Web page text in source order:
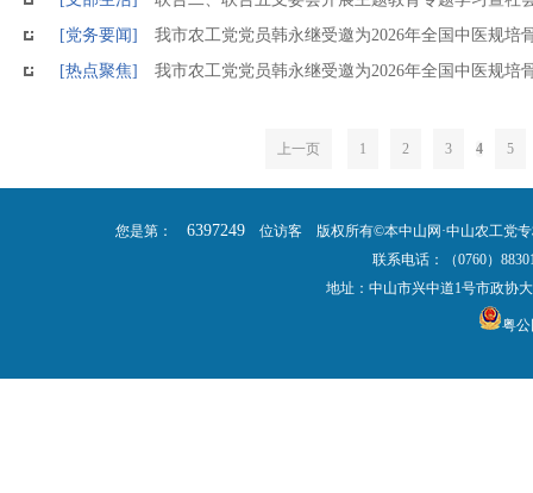
[党务要闻]
我市农工党党员韩永继受邀为2026年全国中医规培
[热点聚焦]
我市农工党党员韩永继受邀为2026年全国中医规培
上一页 1 2 3 4 5
您是第： 6397249位访客 版权所有©本中山网·中山农工党专
联系电话：（0760）
地址：中山市兴中道1号市政协
粤公